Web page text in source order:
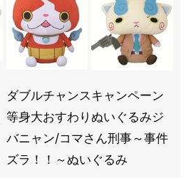
ダブルチャンスキャンペーン
等身大おすわりぬいぐるみジ
バニャン/コマさん刑事～事件
ズラ！！～ぬいぐるみ